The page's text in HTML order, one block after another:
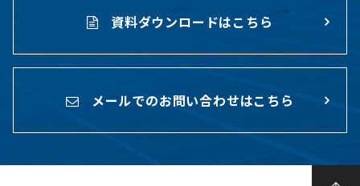
資料ダウンロードはこちら
メールでのお問い合わせはこちら